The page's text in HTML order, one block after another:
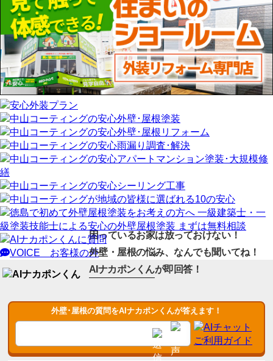
VOICE お客様の声
困っているお家は放っておけない！
外壁・屋根の悩み、なんでも聞いてね！
AIナカポンくんが即回答！
外壁･屋根の質問をAIナカポンくんが答えます！